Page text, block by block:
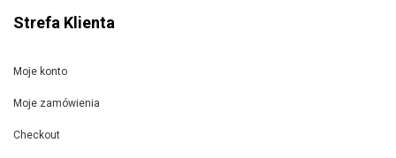
Strefa Klienta
Moje konto
Moje zamówienia
Checkout